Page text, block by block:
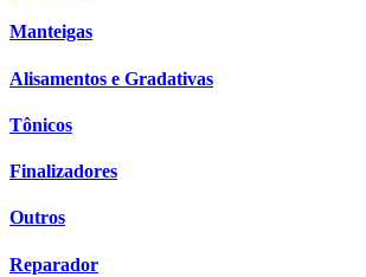
Manteigas
Alisamentos e Gradativas
Tônicos
Finalizadores
Outros
Reparador